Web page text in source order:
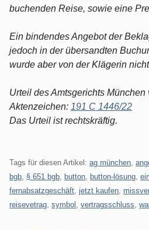
buchenden Reise, sowie eine
Ein bindendes Angebot der
jedoch in der übersandten
wurde aber von der Klägerin
Urteil des Amtsgerichts München
Aktenzeichen: 191 C 1446/22
Das Urteil ist rechtskräftig.
Tags für diesen Artikel: ag münchen
bgb § 651 bgb button button-lösung
fernabsatzgeschäft jetzt kaufen
reisevetrag symbol vertragsschluss